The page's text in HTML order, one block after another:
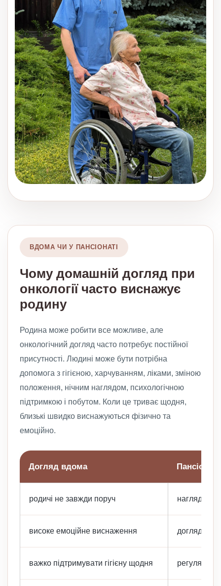
ВДОМА ЧИ У ПАНСІОНАТІ
Чому домашній догляд при
онкології часто виснажує
родину
Родина може робити все можливе, але
онкологічний догляд часто потребує постійної
присутності. Людині може бути потрібна
допомога з гігієною, харчуванням, ліками, зміною
положення, нічним наглядом, психологічною
підтримкою і побутом. Коли це триває щодня,
близькі швидко виснажуються фізично та
емоційно.
Догляд вдома
родичі не завжди поруч нагляд і
високе емоційне виснаження догляд
важко підтримувати гігієну щодня регулярна